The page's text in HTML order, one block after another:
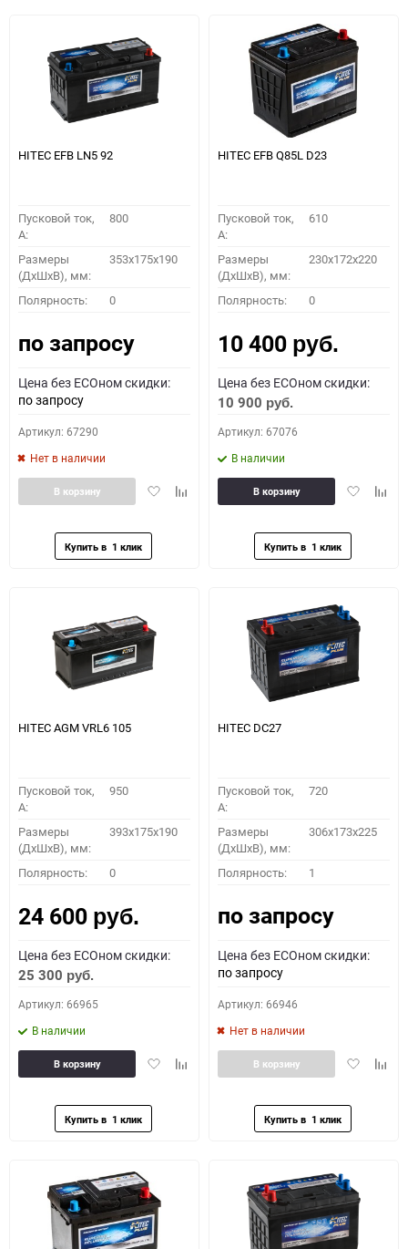
HITEC EFB LN5 92
Пусковой ток,
A:
800
Размеры
(ДхШхВ), мм:
353x175x190
Полярность: 0
по запросу
Цена без ECOном скидки:
по запросу
Артикул: 67290
Нет в наличии
ДобавитьДобавить
В корзину
HITEC EFB Q85L D23
Пусковой ток,
A:
610
Размеры
(ДхШхВ), мм:
230x172x220
Полярность: 0
10 400 руб.
Цена без ECOном скидки:
10 900 руб.
Артикул: 67076
В наличии
Добавить
В корзину
HITEC AGM VRL6 105
Пусковой ток,
A:
950
Размеры
(ДхШхВ), мм:
393x175x190
Полярность: 0
24 600 руб.
Цена без ECOном скидки:
25 300 руб.
Артикул: 66965
В наличии
ДобавитьДобавить
В корзину
HITEC DC27
Пусковой ток,
A:
720
Размеры
(ДхШхВ), мм:
306x173x225
Полярность: 1
по запросу
Цена без ECOном скидки:
по запросу
Артикул: 66946
Нет в наличии
Добавить
В корзину